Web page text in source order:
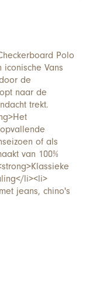
Polo
Vans
de
naar de
trekt.
of als
van 100%
li><li>
jeans, chino's